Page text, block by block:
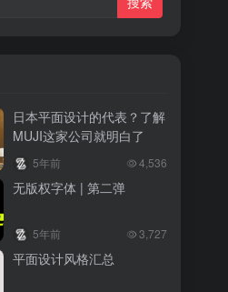
日本平面设计的代表？了解
MUJI这家公司就明白了
5年前 4,536
无版权字体 | 第二弹
5年前 3,727
平面设计风格汇总